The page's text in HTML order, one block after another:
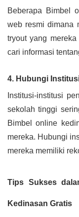
Beberapa Bimbel
web resmi dimana
tryout yang
cari informasi
4. Hubungi
Institusi-institusi
sekolah tinggi
Bimbel online
mereka. Hubungi
mereka memiliki
Tips Sukses
Kedinasan Gratis